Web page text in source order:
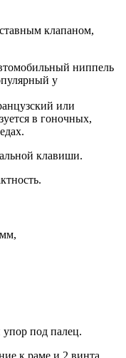
клапаном,
ниппель
у
или
в гоночных,
клавиши.
под палец.